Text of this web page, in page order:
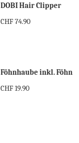
DOBI Hair Clipper
CHF74.90
Föhnhaube inkl. Föhn
CHF19.90